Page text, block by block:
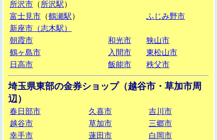
所沢市 （ 所沢駅）
富士見市 （鶴瀬駅）
ふじみ野市
新座市（志木駅）
朝霞市
和光市
狭山市
鶴ヶ島市
入間市
東松山市
日高市
飯能市 秩父市
埼玉県東部の金券ショップ（越谷市・草加市周
辺）
春日部市 久喜市
吉川市
越谷市
草加市
三郷市
幸手市
蓮田市
白岡市